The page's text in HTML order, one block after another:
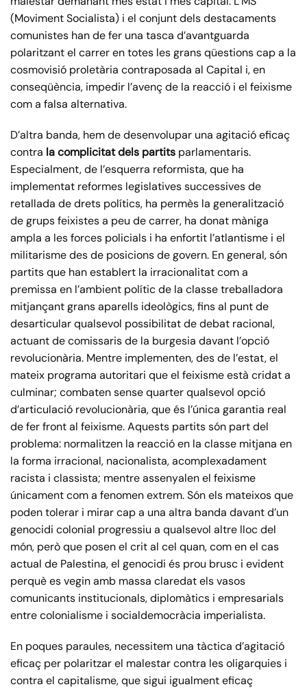
(Moviment Socialista) i el conjunt dels destacaments
comunistes han de fer una tasca d’avantguarda
polaritzant el carrer en totes les grans qüestions cap a la
cosmovisió proletària contraposada al Capital i, en
conseqüència, impedir l’avenç de la reacció i el feixisme
com a falsa alternativa.
D’altra banda, hem de desenvolupar una agitació eficaç
contra la complicitat dels partits parlamentaris.
Especialment, de l’esquerra reformista, que ha
implementat reformes legislatives successives de
retallada de drets polítics, ha permès la generalització
de grups feixistes a peu de carrer, ha donat màniga
ampla a les forces policials i ha enfortit l’atlantisme i el
militarisme des de posicions de govern. En general, són
partits que han establert la irracionalitat com a
premissa en l’ambient polític de la classe treballadora
mitjançant grans aparells ideològics, fins al punt de
desarticular qualsevol possibilitat de debat racional,
actuant de comissaris de la burgesia davant l’opció
revolucionària. Mentre implementen, des de l’estat, el
mateix programa autoritari que el feixisme està cridat a
culminar; combaten sense quarter qualsevol opció
d’articulació revolucionària, que és l’única garantia real
de fer front al feixisme. Aquests partits són part del
problema: normalitzen la reacció en la classe mitjana en
la forma irracional, nacionalista, acomplexadament
racista i classista; mentre assenyalen el feixisme
únicament com a fenomen extrem. Són els mateixos que
poden tolerar i mirar cap a una altra banda davant d’un
genocidi colonial progressiu a qualsevol altre lloc del
món, però que posen el crit al cel quan, com en el cas
actual de Palestina, el genocidi és prou brusc i evident
perquè es vegin amb massa claredat els vasos
comunicants institucionals, diplomàtics i empresarials
entre colonialisme i socialdemocràcia imperialista.
En poques paraules, necessitem una tàctica d’agitació
eficaç per polaritzar el malestar contra les oligarquies i
contra el capitalisme, que sigui igualment eficaç